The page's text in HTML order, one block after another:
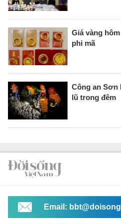
Giá vàng
phi mã
Công an
lũ trong đêm
Email: